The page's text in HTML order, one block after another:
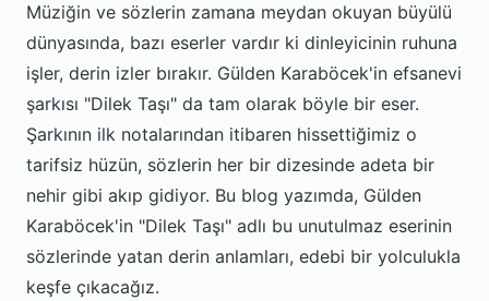
Müziğin ve sözlerin zamana meydan okuyan büyülü
dünyasında, bazı eserler vardır ki dinleyicinin ruhuna
işler, derin izler bırakır. Gülden Karaböcek'in efsanevi
şarkısı "Dilek Taşı" da tam olarak böyle bir eser.
Şarkının ilk notalarından itibaren hissettiğimiz o
tarifsiz hüzün, sözlerin her bir dizesinde adeta bir
nehir gibi akıp gidiyor. Bu blog yazımda, Gülden
Karaböcek'in "Dilek Taşı" adlı bu unutulmaz eserinin
sözlerinde yatan derin anlamları, edebi bir yolculukla
keşfe çıkacağız.